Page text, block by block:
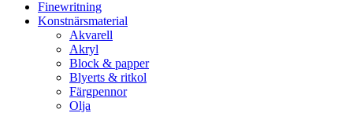
Finewritning
Konstnärsmaterial
Akvarell
Akryl
Block & papper
Blyerts & ritkol
Färgpennor
Olja